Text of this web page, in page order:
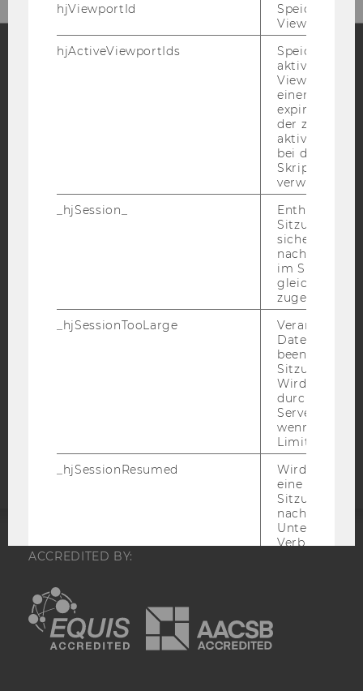
Blog
Bluesky
BARRIEREFREIHEITSERKLÄRUNG WEBSEITE
DATENSCHUTZERKLÄRUNG SOCIAL MEDIA
STUDIENBEWERBER*INNEN UND STUDIERENDE
Barrierefreiheitserklärung
ACCREDITED BY:
EQUIS
hjViewportId
Speichert
Viewport-
hjActiveViewportIds
Speichert die
aktiven
Viewports.
einen
der zur
aktiver
bei der
verwendet
_hjSession_
Enthält die
sicher, dass
im
gleichen
zugeordnet
_hjSessionTooLarge
Veranlasst
beenden,
Sitzung zu
Wird
durch ein
Servers
wenn die
Limit
_hjSessionResumed
Wird gesetzt,
eine
Sitzung/
nach einer
Verbindung
_hjCookieTest